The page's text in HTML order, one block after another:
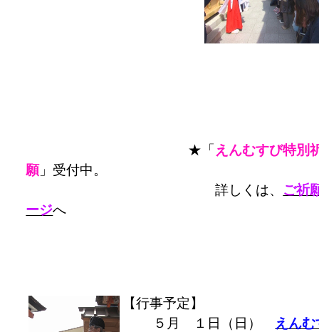
★「 えんむすび特別
願」受付中。
詳しくは、 ご祈
ージへ
【行事予定】
５月 １日（日）
えん